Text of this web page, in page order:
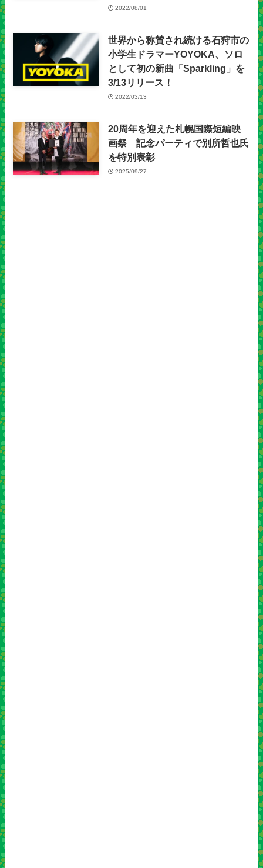
2022/08/01
​世界から称賛され続ける石狩市の
小学生ドラマーYOYOKA、ソロ
として初の新曲「Sparkling」を
3/13リリース！
2022/03/13
20周年を迎えた札幌国際短編映
画祭 記念パーティで別所哲也氏
を特別表彰
2025/09/27